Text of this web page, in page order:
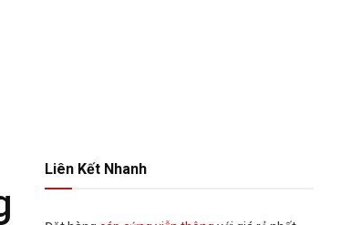
Liên Kết Nhanh